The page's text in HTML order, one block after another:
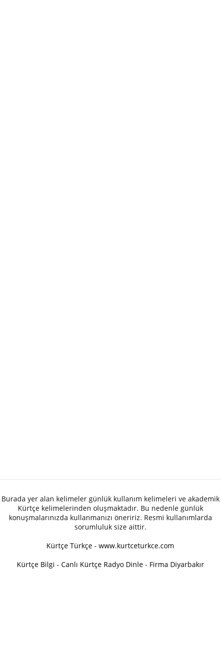
Burada yer alan kelimeler günlük kullanım kelimeleri ve akademik
Kürtçe kelimelerinden oluşmaktadır. Bu nedenle günlük
konuşmalarınızda kullanmanızı öneririz. Resmi kullanımlarda
sorumluluk size aittir.
Kürtçe Türkçe - www.kurtceturkce.com
Kürtçe Bilgi - Canlı Kürtçe Radyo Dinle - Firma Diyarbakır